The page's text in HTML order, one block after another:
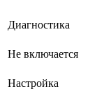
cd
Диагностика
Не включается
Настройка